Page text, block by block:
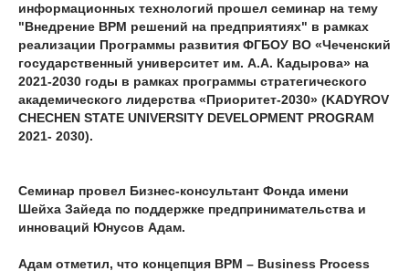
информационных технологий прошел семинар на тему
"Внедрение ВРМ решений на предприятиях" в рамках
реализации Программы развития ФГБОУ ВО «Чеченский
государственный университет им. А.А. Кадырова» на
2021-2030 годы в рамках программы стратегического
академического лидерства «Приоритет-2030» (KADYROV
CHECHEN STATE UNIVERSITY DEVELOPMENT PROGRAM
2021- 2030).
Семинар провел Бизнес-консультант Фонда имени
Шейха Зайеда по поддержке предпринимательства и
инноваций Юнусов Адам.
Адам отметил, что концепция BPM – Business Process